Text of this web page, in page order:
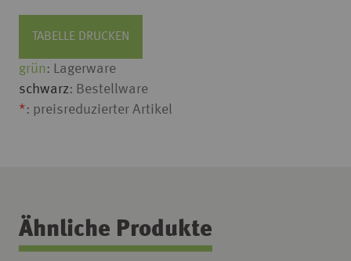
TABELLE DRUCKEN
grün: Lagerware
schwarz: Bestellware
*: preisreduzierter Artikel
Ähnliche Produkte